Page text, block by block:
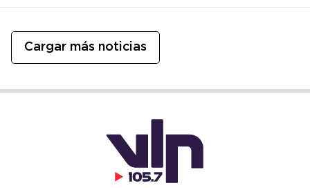
Cargar más noticias